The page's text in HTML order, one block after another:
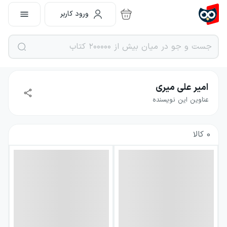
ورود کاربر
امیر علی میری
عناوین این نویسنده
0 کالا